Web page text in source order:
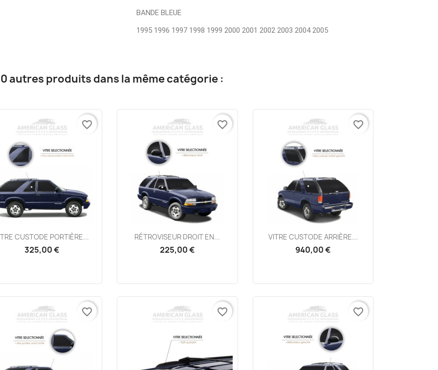
BANDE BLEUE
1995 1996 1997 1998 1999 2000 2001 2002 2003 2004 2005
autres produits dans la même catégorie :
Aperçu rapide
CUSTODE PORTIÈRE...
325,00 €
favorite_border
Aperçu rapide
RÉTROVISEUR DROIT EN...
225,00 €
favorite_border
Aperçu rapide
VITRE CUSTODE ARRIÈRE...
940,00 €
favorite_border
favorite_border favorite_border favorite_border